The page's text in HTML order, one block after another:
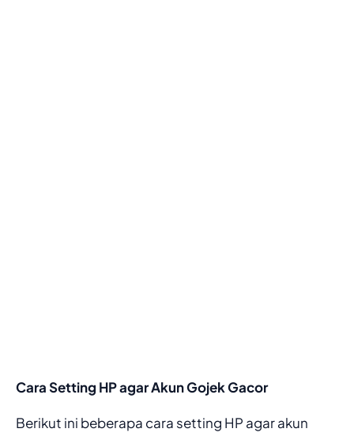
Cara Setting HP agar Akun Gojek Gacor
Berikut ini beberapa cara setting HP agar akun